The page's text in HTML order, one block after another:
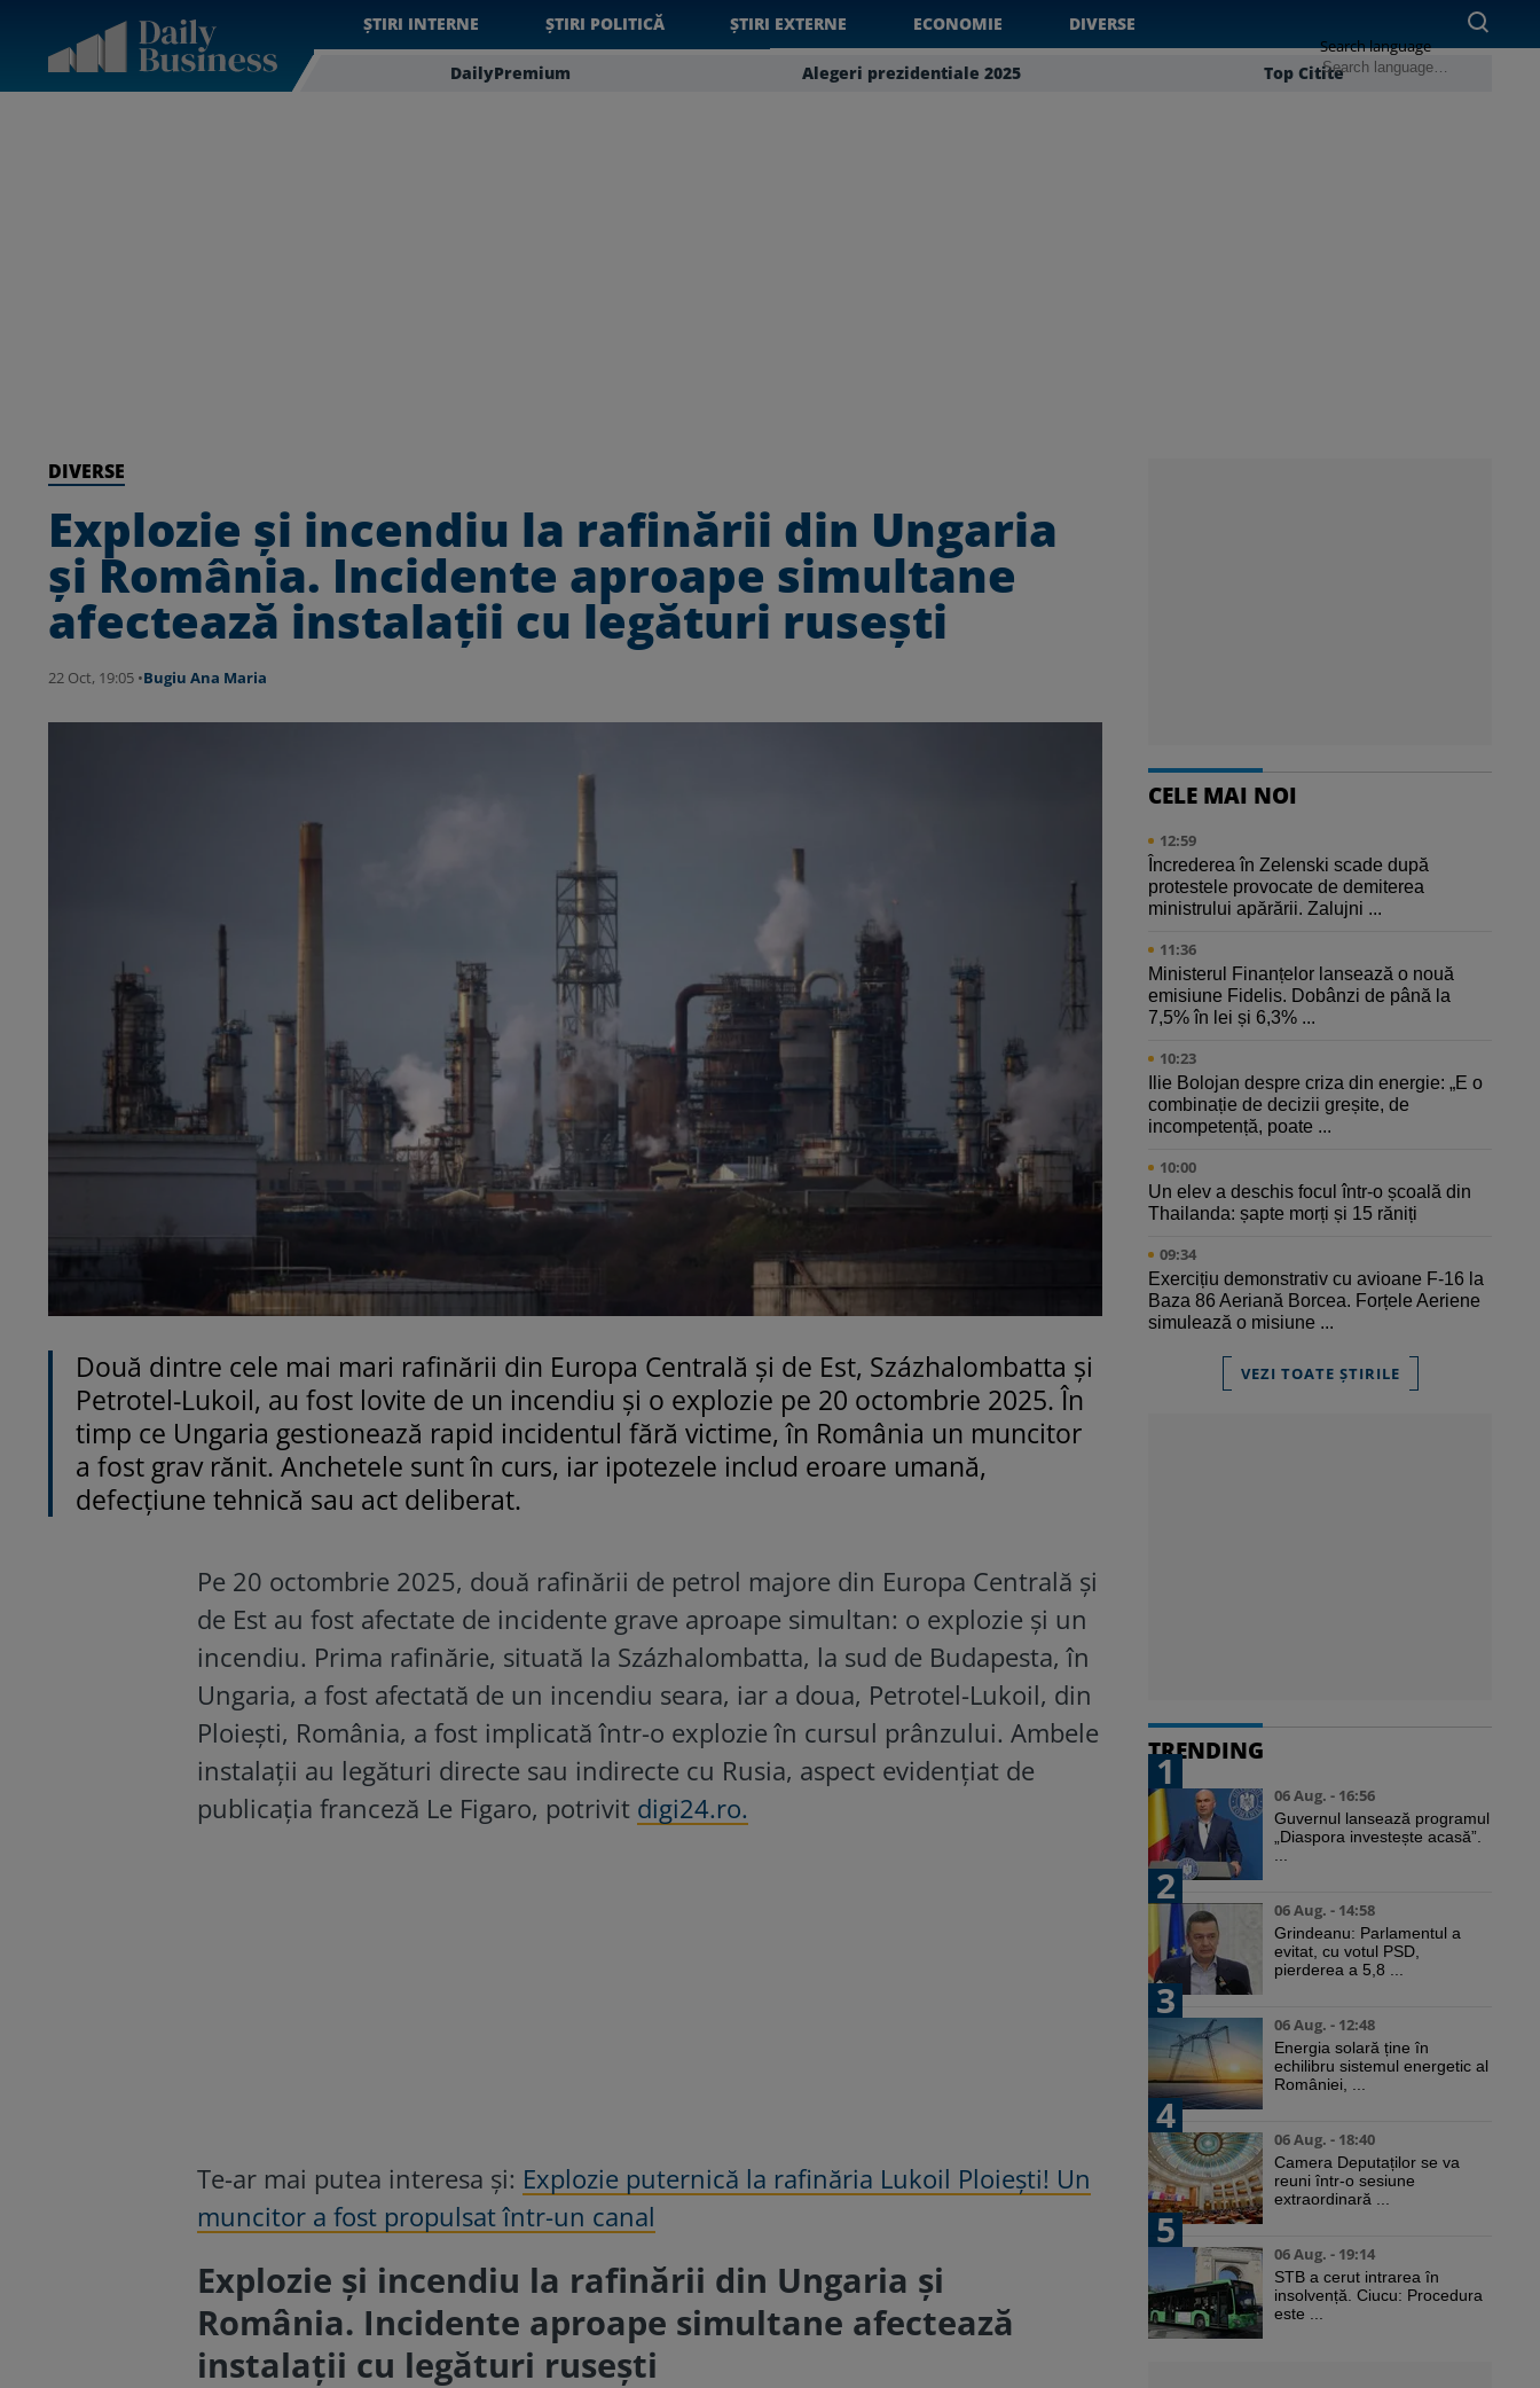
ȘTIRI INTERNE ȘTIRI POLITICĂ ȘTIRI EXTERNE ECONOMIE DIVERSE
DailyPremium Alegeri prezidentiale 2025 Top Citite
Search language
DIVERSE
Explozie și incendiu la rafinării din Ungaria
și România. Incidente aproape simultane
afectează instalații cu legături rusești
22 Oct, 19:05 •Bugiu ⁠Ana Maria
Două dintre cele mai mari rafinării din Europa Centrală și de Est, Százhalombatta și
Petrotel-Lukoil, au fost lovite de un incendiu și o explozie pe 20 octombrie 2025. În
timp ce Ungaria gestionează rapid incidentul fără victime, în România un muncitor
a fost grav rănit. Anchetele sunt în curs, iar ipotezele includ eroare umană,
defecțiune tehnică sau act deliberat.
Pe 20 octombrie 2025, două rafinării de petrol majore din Europa Centrală și
de Est au fost afectate de incidente grave aproape simultan: o explozie și un
incendiu. Prima rafinărie, situată la Százhalombatta, la sud de Budapesta, în
Ungaria, a fost afectată de un incendiu seara, iar a doua, Petrotel-Lukoil, din
Ploiești, România, a fost implicată într-o explozie în cursul prânzului. Ambele
instalații au legături directe sau indirecte cu Rusia, aspect evidențiat de
publicația franceză Le Figaro, potrivit digi24.ro.
Te-ar mai putea interesa și: Explozie puternică la rafinăria Lukoil Ploiești! Un
muncitor a fost propulsat într-un canal
Explozie și incendiu la rafinării din Ungaria și
România. Incidente aproape simultane afectează
instalații cu legături rusești
CELE MAI NOI
12:59
Încrederea în Zelenski scade după
protestele provocate de demiterea
ministrului apărării. Zalujni ...
11:36
Ministerul Finanțelor lansează o nouă
emisiune Fidelis. Dobânzi de până la
7,5% în lei și 6,3% ...
10:23
Ilie Bolojan despre criza din energie: „E o
combinație de decizii greșite, de
incompetență, poate ...
10:00
Un elev a deschis focul într-o școală din
Thailanda: șapte morți și 15 răniți
09:34
Exercițiu demonstrativ cu avioane F-16 la
Baza 86 Aeriană Borcea. Forțele Aeriene
simulează o misiune ...
VEZI TOATE ȘTIRILE
TRENDING
1
06 Aug. - 16:56
Guvernul lansează programul
„Diaspora investește acasă”.
2
06 Aug. - 14:58
Grindeanu: Parlamentul a
evitat, cu votul PSD,
pierderea a 5,8 ...
3
06 Aug. - 12:48
Energia solară ține în
echilibru sistemul energetic al
României, ...
4
06 Aug. - 18:40
Camera Deputaților se va
reuni într-o sesiune
extraordinară ...
5
06 Aug. - 19:14
STB a cerut intrarea în
insolvență. Ciucu: Procedura
este ...